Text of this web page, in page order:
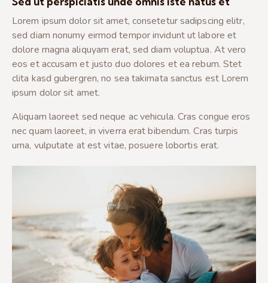
Lorem ipsum dolor sit amet, consetetur sadipscing elitr,
sed diam nonumy eirmod tempor invidunt ut labore et
dolore magna aliquyam erat, sed diam voluptua. At vero
eos et accusam et justo duo dolores et ea rebum. Stet
clita kasd gubergren, no sea takimata sanctus est Lorem
ipsum dolor sit amet.
Aliquam laoreet sed neque ac vehicula. Cras congue eros
nec quam laoreet, in viverra erat bibendum. Cras turpis
urna, vulputate at est vitae, posuere lobortis erat.